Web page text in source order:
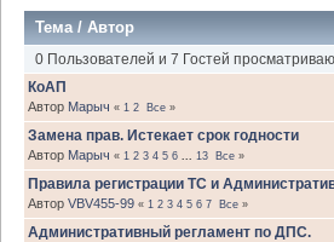
Тема /Автор
0 Пользователей и 7 Гостей
КоАП
Автор Марыч « 1 2 Все »
Замена прав. Истекает срок годности
Автор Марыч « 1 2 3 4 5 6 13 Все »
Правила регистрации ТС и
Автор VBV455-99 « 1 2 3 4 5 6 7 Все »
Административный регламент по ДПС.